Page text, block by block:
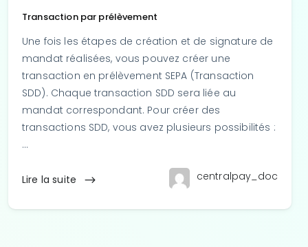
Transaction par prélèvement
Une fois les étapes de création et de signature de
mandat réalisées, vous pouvez créer une
transaction en prélèvement SEPA (Transaction
SDD). Chaque transaction SDD sera liée au
mandat correspondant. Pour créer des
transactions SDD, vous avez plusieurs possibilités :
…
Lire la suite centralpay_doc